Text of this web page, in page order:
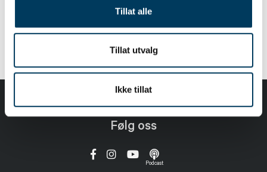
Tillat alle
Tillat utvalg
Ikke tillat
Følg oss
Podcast